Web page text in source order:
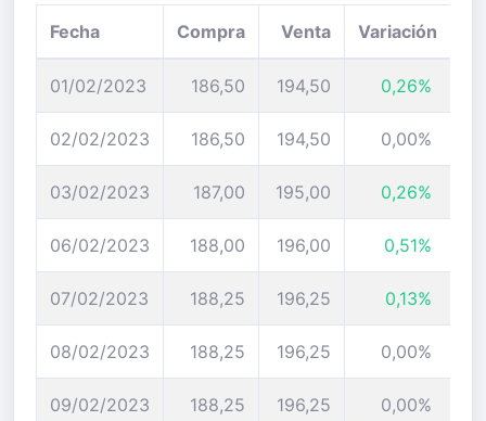
Fecha Compra Venta Variación
01/02/2023 186,50 194,50 0,26%
02/02/2023 186,50 194,50 0,00%
03/02/2023 187,00 195,00 0,26%
06/02/2023 188,00 196,00 0,51%
07/02/2023 188,25 196,25 0,13%
08/02/2023 188,25 196,25 0,00%
09/02/2023 188,25 196,25 0,00%